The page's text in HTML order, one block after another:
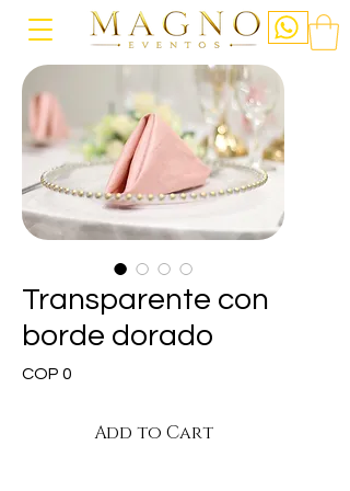
Transparente con
borde dorado
COP 0
Add to Cart